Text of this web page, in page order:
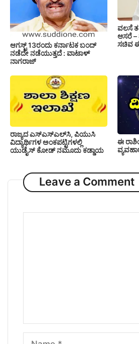
ಆಗಸ್ಟ್ 13ರಂದು ಕರ್ನಾಟಕ ಬಂದ್
ನಡೆದೇ ನಡೆಯುತ್ತದೆ : ವಾಟಾಳ್
ನಾಗರಾಜ್
ವಲಸೆ
ಆಸರೆ –
ಸಚಿವ
ರಾಜ್ಯದ ಎಸ್‌ಎಸ್‌ಎಲ್‌ಸಿ, ಪಿಯುಸಿ
ವಿದ್ಯಾರ್ಥಿಗಳ ಅಂಕಪಟ್ಟಿಗಳಲ್ಲಿ
ಯುಡೈಸ್‌ ಕೋಡ್‌ ನಮೂದು ಕಡ್ಡಾಯ
ಈ
Leave a Comment